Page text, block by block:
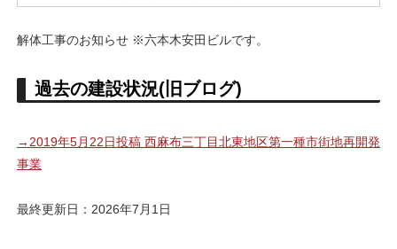
解体工事のお知らせ ※六本木安田ビルです。
過去の建設状況(旧ブログ)
→2019年5月22日投稿 西麻布三丁目北東地区第一種市街地再開発
事業
最終更新日：2026年7月1日